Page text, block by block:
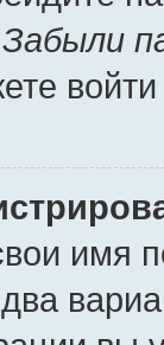
Забыли
имя